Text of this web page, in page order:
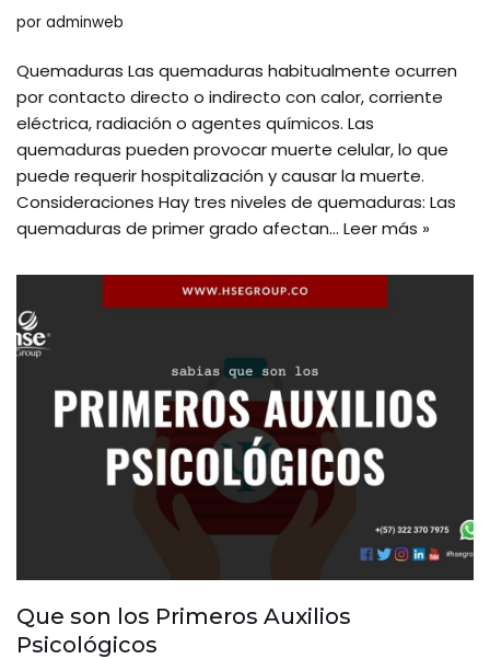
por adminweb
Quemaduras Las quemaduras habitualmente ocurren
por contacto directo o indirecto con calor, corriente
eléctrica, radiación o agentes químicos. Las
quemaduras pueden provocar muerte celular, lo que
puede requerir hospitalización y causar la muerte.
Consideraciones Hay tres niveles de quemaduras: Las
quemaduras de primer grado afectan… Leer más »
Que son los Primeros Auxilios
Psicológicos